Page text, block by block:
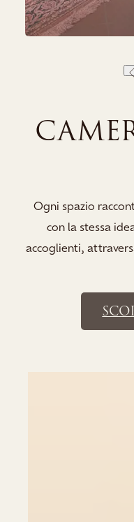
Ogni spazio
con la stessa
accoglienti,